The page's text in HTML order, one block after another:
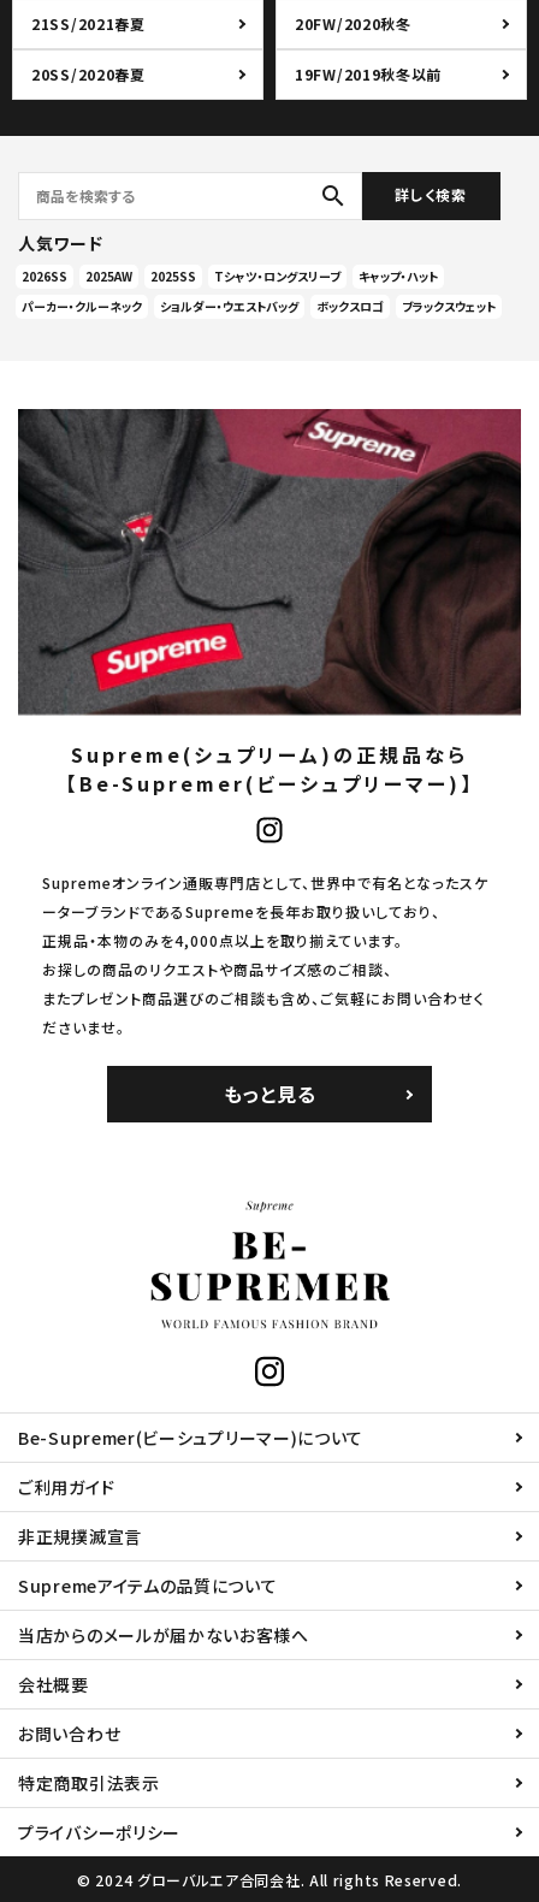
21SS/2021春夏 20FW/2020秋冬
20SS/2020春夏 19FW/2019秋冬以前
search 詳しく検索
人気ワード
2026SS 2025AW 2025SS Tシャツ・ロングスリーブ
キャップ・ハット
パーカー・クルーネック
ショルダー・ウエストバッグ ボックスロゴ ブラックスウェット
Supreme(シュプリーム)の正規品なら
【Be-Supremer(ビーシュプリーマー)】
Supremeオンライン通販専門店として、世界中で有名となったスケ
ーターブランドであるSupremeを長年お取り扱いしており、
正規品・本物のみを4,000点以上を取り揃えています。
お探しの商品のリクエストや商品サイズ感のご相談、
またプレゼント商品選びのご相談も含め、ご気軽にお問い合わせく
ださいませ。
もっと見る
Be-Supremer(ビーシュプリーマー)について
ご利用ガイド
非正規撲滅宣言
Supremeアイテムの品質について
当店からのメールが届かないお客様へ
会社概要
お問い合わせ
特定商取引法表示
プライバシーポリシー
© 2024 グローバルエア合同会社. All rights Reserved.